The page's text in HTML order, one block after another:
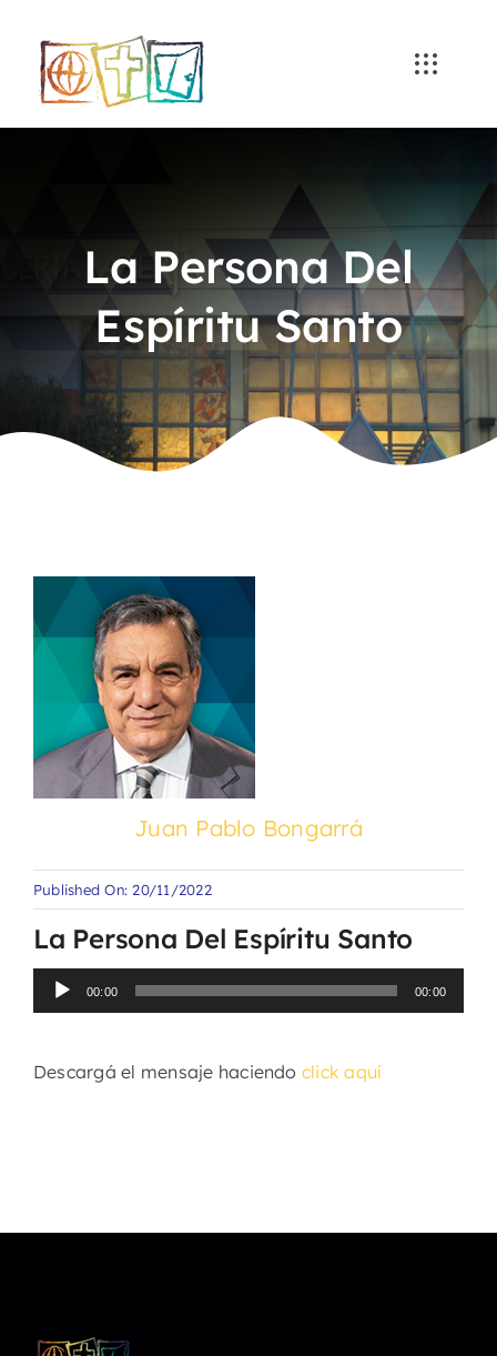
content
La Persona Del
Espíritu Santo
Juan Pablo Bongarrá
Published On: 20/11/2022
La Persona Del Espíritu Santo
Reproductor
de
00:00 00:00
Descargá el mensaje haciendo click aquí